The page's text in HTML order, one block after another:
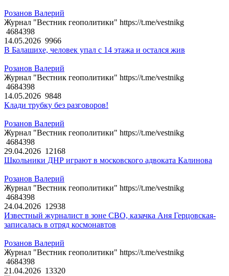
Розанов Валерий
Журнал "Вестник геополитики" https://t.me/vestnikg
4684398
14.05.2026 9966
В Балашихе, человек упал с 14 этажа и остался жив
Розанов Валерий
Журнал "Вестник геополитики" https://t.me/vestnikg
4684398
14.05.2026 9848
Клади трубку без разговоров!
Розанов Валерий
Журнал "Вестник геополитики" https://t.me/vestnikg
4684398
29.04.2026 12168
Школьники ДНР играют в московского адвоката Калинова
Розанов Валерий
Журнал "Вестник геополитики" https://t.me/vestnikg
4684398
24.04.2026 12938
Известный журналист в зоне СВО, казачка Аня Герцовская-
записалась в отряд космонавтов
Розанов Валерий
Журнал "Вестник геополитики" https://t.me/vestnikg
4684398
21.04.2026 13320